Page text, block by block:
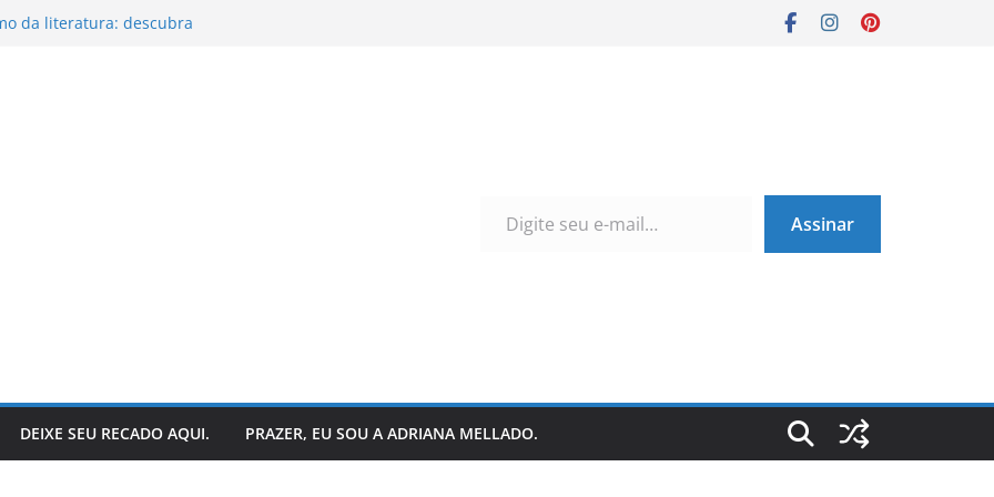
da literatura: descubra
acontece nos bastidores!
Assinar
DEIXE SEU RECADO AQUI. PRAZER, EU SOU A ADRIANA MELLADO.